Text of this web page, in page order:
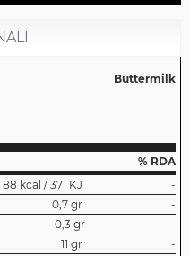
Buttermilk
% RDA
88 kcal / 371 KJ
-
0,7 gr
-
0,3 gr
-
11 gr
-